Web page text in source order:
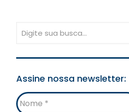
Assine nossa newsletter:
Nome